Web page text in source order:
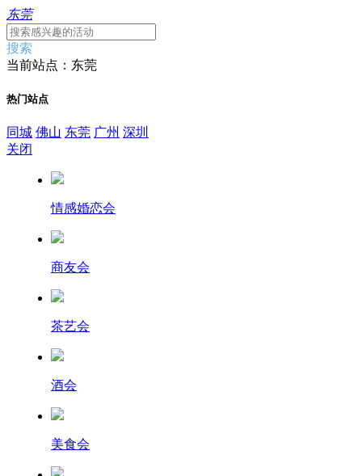
东莞
搜索
当前站点：东莞
热门站点
同城 佛山 东莞 广州 深圳
关闭
情感婚恋会
商友会
茶艺会
酒会
美食会